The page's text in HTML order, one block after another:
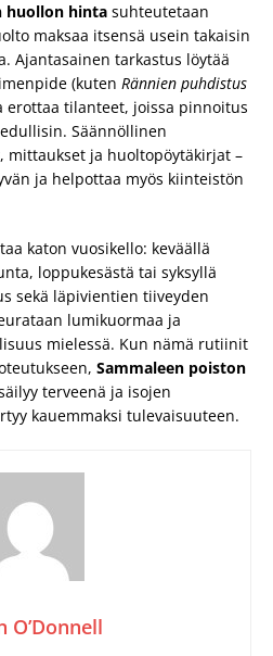
huollon hinta suhteutetaan
maksaa itsensä usein takaisin
Ajantasainen tarkastus löytää
(kuten Rännien puhdistus
erottaa tilanteet, joissa pinnoitus
Säännöllinen
mittaukset ja huoltopöytäkirjat –
ja helpottaa myös kiinteistön
katon vuosikello: keväällä
loppukesästä tai syksyllä
sekä läpivientien tiiveyden
lumikuormaa ja
mielessä. Kun nämä rutiinit
Sammaleen poiston
terveenä ja isojen
kauemmaksi tulevaisuuteen.
O’Donnell